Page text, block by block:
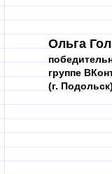
Ольга
группе
(г.